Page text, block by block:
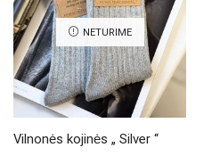
NETURIME
Vilnonės kojinės „ Silver “